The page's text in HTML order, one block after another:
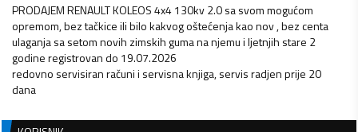
PRODAJEM RENAULT KOLEOS 4x4 130kv 2.0 sa svom mogućom
opremom, bez tačkice ili bilo kakvog oštećenja kao nov , bez centa
ulaganja sa setom novih zimskih guma na njemu i ljetnjih stare 2
godine registrovan do 19.07.2026
redovno servisiran računi i servisna knjiga, servis radjen prije 20
dana